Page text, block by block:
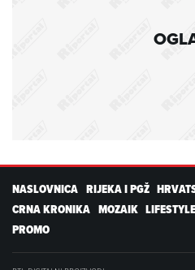
NASLOVNICA RIJEKA I PGŽ
CRNA KRONIKA MOZAIK LIFESTYLE
PROMO